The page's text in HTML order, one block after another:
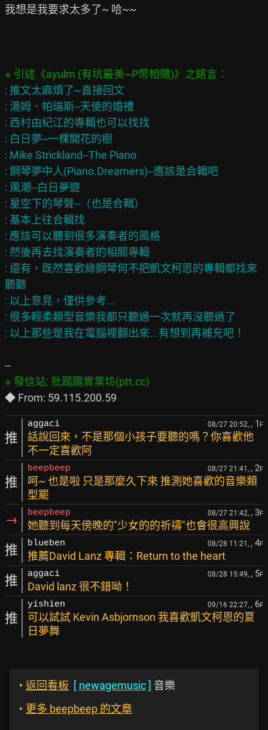
我想是我要求太多了~ 哈~~
: 推文太麻煩了~直接回文
: 湯姆．帕瑞斯--天使的婚禮
: 西村由紀江的專輯也可以找找
: 白日夢--一棵開花的樹
: Mike Strickland--The Piano
: 鋼琴夢中人(Piano.Dreamers)--應該是合輯吧
: 風潮--白日夢遊
: 星空下的琴聲--（也是合輯）
: 基本上往合輯找
: 應該可以聽到很多演奏者的風格
: 然後再去找演奏者的相關專輯
: 還有，既然喜歡綠鋼琴何不把凱文柯恩的專輯都找來
聽聽
: 以上意見，僅供參考...
: 很多輕柔類型音樂我都只聽過一次就再沒聽過了
推
aggaci 08/27 20:52, , 1 F
話說回來，不是那個小孩子要聽的嗎？你喜歡他
不一定喜歡阿
推
beepbeep 08/27 21:41, , 2F
呵~ 也是啦 只是那麼久下來 推測她喜歡的音樂類
型罷
→ beepbeep 08/27 21:42, , 3F
她聽到每天傍晚的"少女的的祈禱"也會很高興說
推 blueben 08/28 11:21, , 4F
推薦David Lanz 專輯：Return to the heart
推 aggaci 08/28 15:49, , 5F
David lanz 很不錯呦！
推
yishien 09/16 22:27, , 6F
可以試試 Kevin Asbjornson 我喜歡凱文柯恩的夏
日夢舞
‣ 返回看板 [ newagemusic] 音樂
‣ 更多 beepbeep 的文章